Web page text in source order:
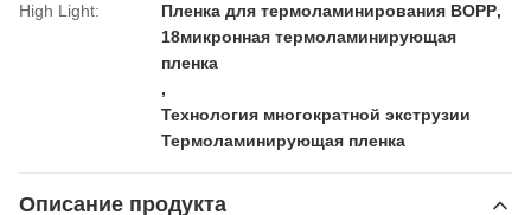
High Light:
Пленка для термоламинирования BOPP,
18микронная термоламинирующая
пленка
,
Технология многократной экструзии
Термоламинирующая пленка
Описание продукта